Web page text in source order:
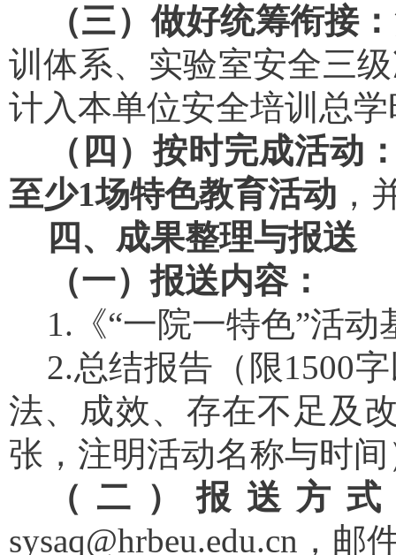
（三）做好统筹衔接：
训体系、实验室安全三
计入本单位安全培训总
（四）按时完成活动
至少1场特色教育活动 ，
四、成果整理与报送
（一）报送内容：
1.《“一院一特色”活
2.总结报告（限1500
法、成效、存在不足及
张 ，注明活动名称与时间
（二）报送方
sysaq@hrbeu.edu.cn，